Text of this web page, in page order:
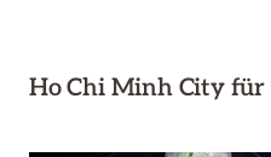
Ho Chi Minh City für